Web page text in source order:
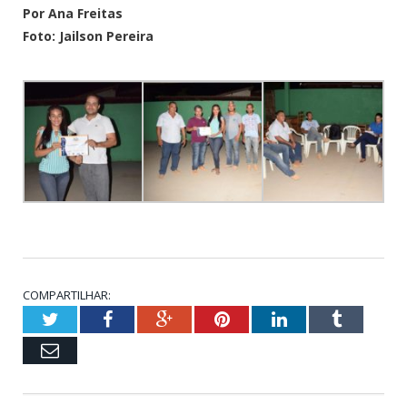
Por Ana Freitas
Foto: Jailson Pereira
COMPARTILHAR:
TwitterFacebookGoogle+PinterestLinkedInTumblr
Email